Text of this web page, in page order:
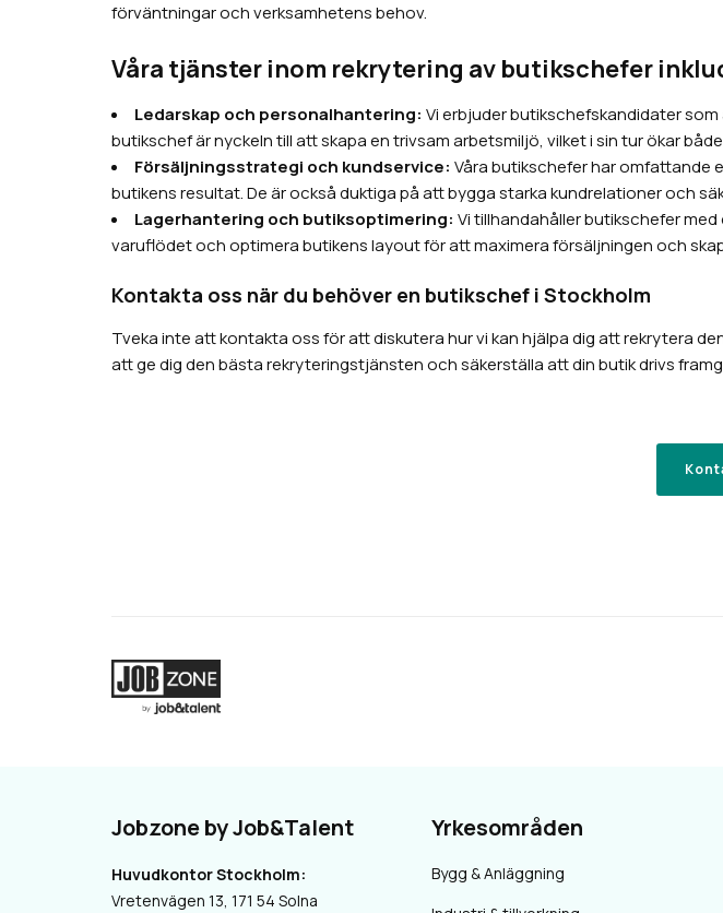
förväntningar och verksamhetens behov.
Våra tjänster inom rekrytering av butikschefer
Ledarskap och personalhantering: Vi erbjuder butikschefskandidater
butikschef är nyckeln till att skapa en trivsam arbetsmiljö, vilket i sin tur ökar
Försäljningsstrategi och kundservice: Våra butikschefer har omfattande
butikens resultat. De är också duktiga på att bygga starka kundrelationer och
Lagerhantering och butiksoptimering: Vi tillhandahåller butikschefer
varuflödet och optimera butikens layout för att maximera försäljningen och
Kontakta oss när du behöver en butikschef i Stockholm
Tveka inte att kontakta oss för att diskutera hur vi kan hjälpa dig att rekrytera
att ge dig den bästa rekryteringstjänsten och säkerställa att din butik drivs
Jobzone by Job&Talent
Huvudkontor Stockholm:
Vretenvägen 13, 171 54 Solna
Yrkesområden
Bygg & Anläggning